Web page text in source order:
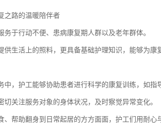
之路的温暖陪伴者
务于行动不便、患病康复期人群以及老年群体。
供生活上的照料，更具备基础护理知识，能够为康
中，护工能够协助患者进行科学的康复训练，如指
切关注服务对象的身体状况，及时察觉异常变化。
、帮助翻身到日常起居的方方面面，护工们用耐心